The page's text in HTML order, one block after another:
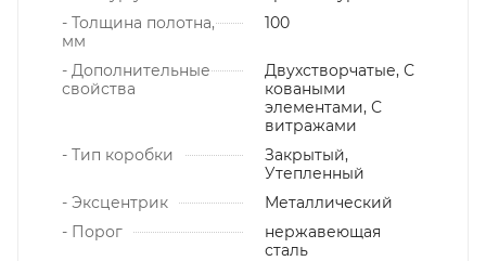
- Толщина полотна,
мм
100
- Дополнительные
свойства
Двухстворчатые, С
коваными
элементами, С
витражами
- Тип коробки
Закрытый,
Утепленный
- Эксцентрик
Металлический
- Порог
нержавеющая
сталь